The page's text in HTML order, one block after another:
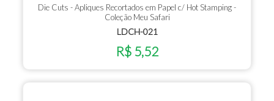
Die Cuts - Apliques Recortados em Papel c/ Hot Stamping -
Coleção Meu Safari
LDCH-021
R$ 5,52